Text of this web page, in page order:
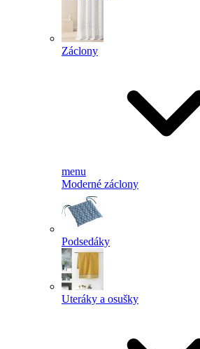
Záclony
menu
Moderné záclony
Podsedáky
Uteráky a osušky